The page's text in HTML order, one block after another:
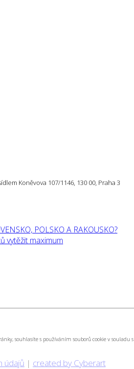
souhlasíte s používáním souborů cookie v souladu s
Koněvova 107/1146, 130 00, Praha 3
POLSKO A RAKOUSKO?
vytěžit maximum
údajů | created by Cyberart